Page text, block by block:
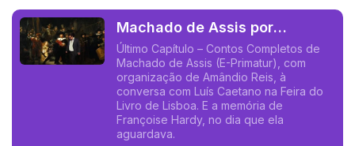
Machado de Assis por
Amândio Reis. E a voz de
Françoise Hardy.
Último Capítulo – Contos Completos de
Machado de Assis (E-Primatur), com
organização de Amândio Reis, à
conversa com Luís Caetano na Feira do
Livro de Lisboa. E a memória de
Françoise Hardy, no dia que ela
aguardava.